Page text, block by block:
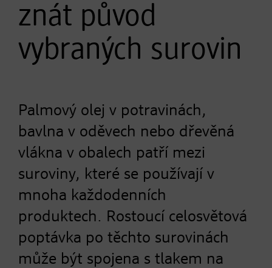
znát původ
vybraných surovin
Palmový olej v potravinách,
bavlna v oděvech nebo dřevěná
vlákna v obalech patří mezi
suroviny, které se používají v
mnoha každodenních
produktech. Rostoucí celosvětová
poptávka po těchto surovinách
může být spojena s tlakem na